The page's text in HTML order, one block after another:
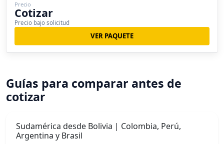
Precio
Cotizar
Precio bajo solicitud
VER PAQUETE
Guías para comparar antes de
cotizar
Sudamérica desde Bolivia | Colombia, Perú,
Argentina y Brasil